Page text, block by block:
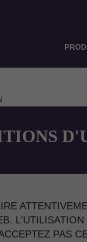
PAS